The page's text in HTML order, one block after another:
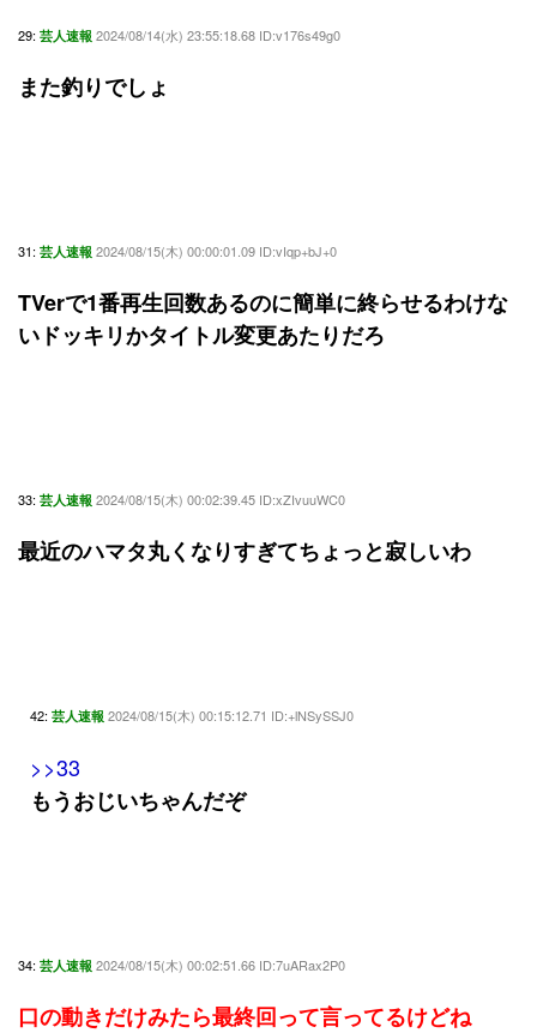
29: 芸人速報 2024/08/14(水) 23:55:18.68 ID:v176s49g0
また釣りでしょ
31: 芸人速報 2024/08/15(木) 00:00:01.09 ID:vIqp+bJ+0
TVerで1番再生回数あるのに簡単に終らせるわけな
いドッキリかタイトル変更あたりだろ
33: 芸人速報 2024/08/15(木) 00:02:39.45 ID:xZIvuuWC0
最近のハマタ丸くなりすぎてちょっと寂しいわ
42: 芸人速報 2024/08/15(木) 00:15:12.71 ID:+lNSySSJ0
>>33
もうおじいちゃんだぞ
34: 芸人速報 2024/08/15(木) 00:02:51.66 ID:7uARax2P0
口の動きだけみたら最終回って言ってるけどね